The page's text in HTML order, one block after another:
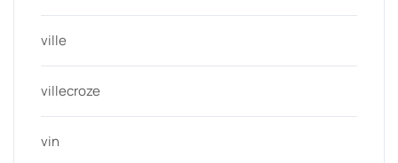
ville
villecroze
vin